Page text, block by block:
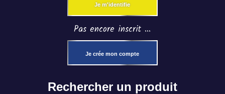
Je m'identifie
Pas encore inscrit ...
Je crée mon compte
Rechercher un produit